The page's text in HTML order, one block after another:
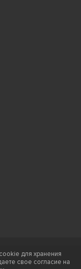
является ООО "Атлас-
для хранения
свое согласие на